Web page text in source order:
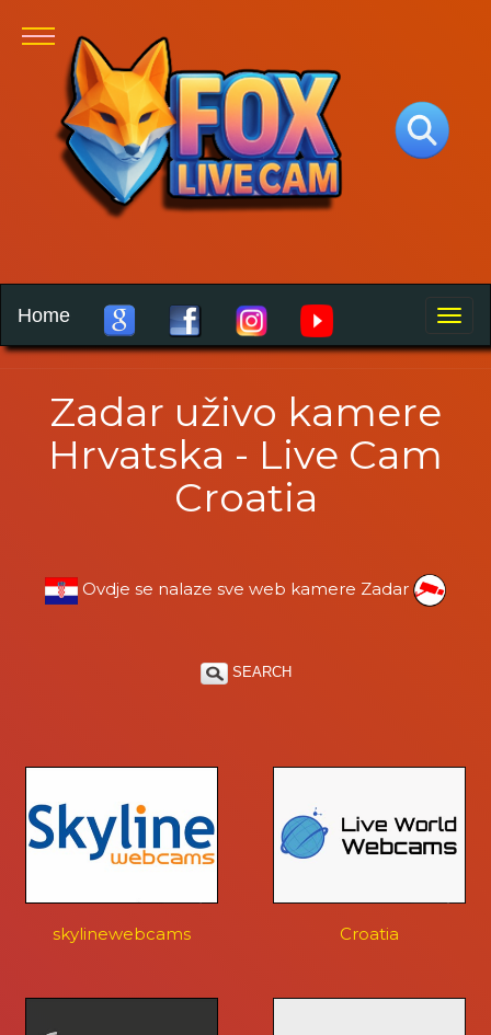
Toggle
Home
Zadar uživo kamere
Hrvatska - Live Cam
Croatia
Ovdje se nalaze sve web kamere Zadar
SEARCH
skylinewebcams Croatia